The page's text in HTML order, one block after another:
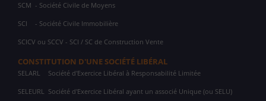
SCM - Société Civile de Moyens
SCI - Société Civile Immobilière
SCICV ou SCCV - SCI / SC de Construction Vente
CONSTITUTION D'UNE SOCIÉTÉ LIBÉRAL
SELARL Société d'Exercice Libéral à Responsabilité Limitée
SELEURL Société d'Exercice Libéral ayant un associé Unique (ou SELU)